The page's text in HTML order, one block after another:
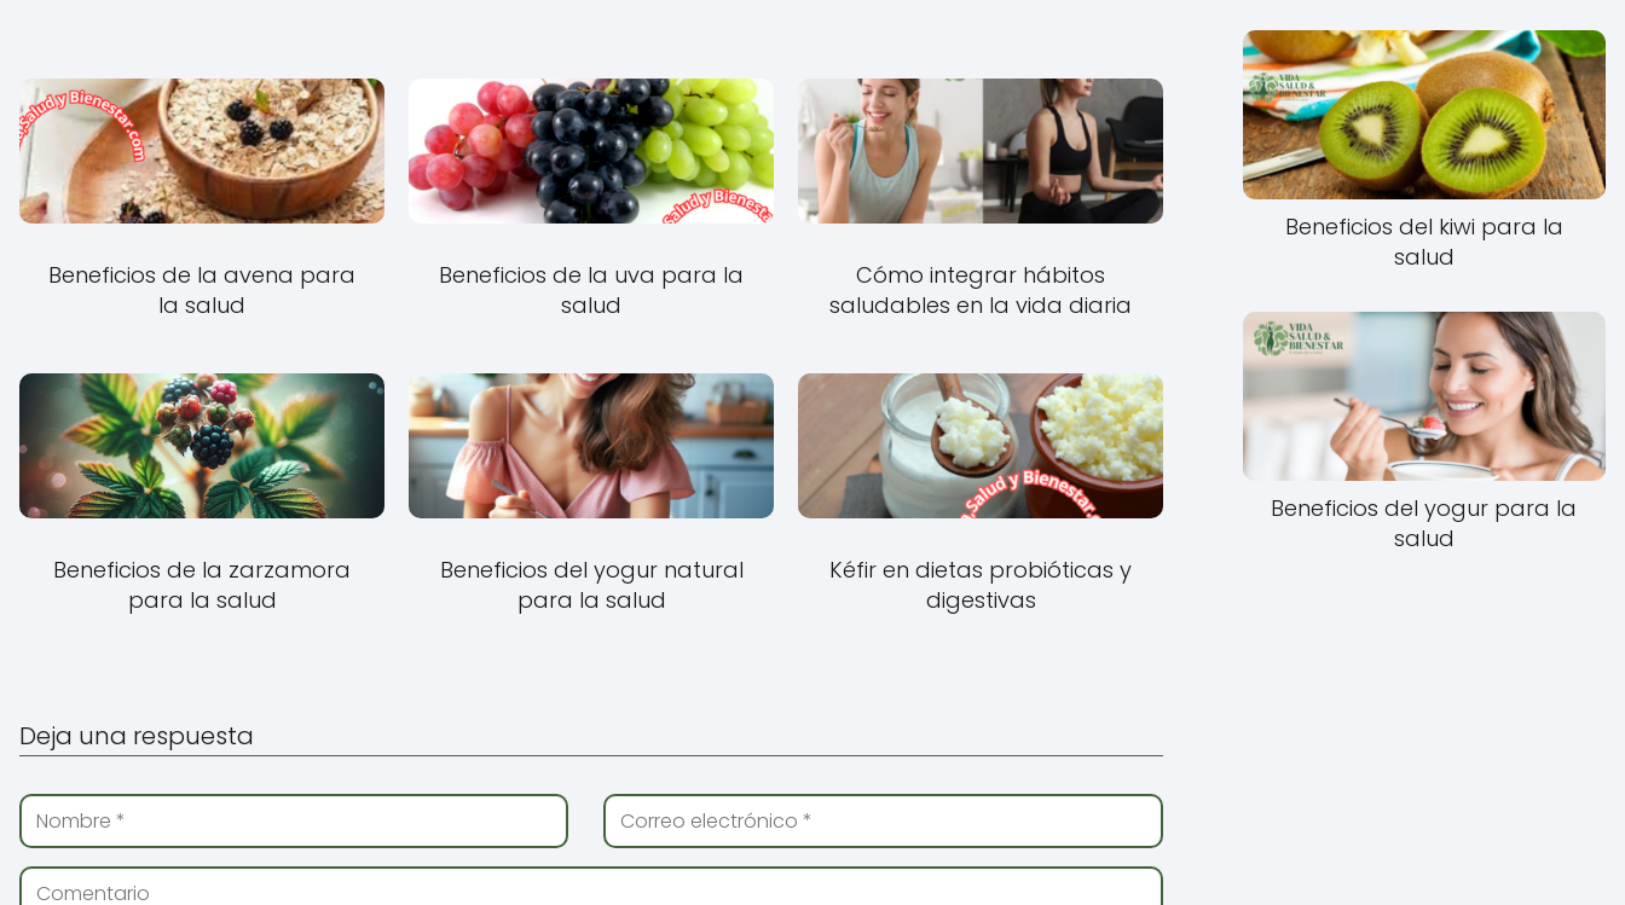
Beneficios de la avena para
la salud
Beneficios de la uva para la
salud
Cómo integrar hábitos
saludables en la vida diaria
Beneficios de la zarzamora
para la salud
Beneficios del yogur natural
para la salud
Kéfir en dietas probióticas y
digestivas
Deja una respuesta
Beneficios del kiwi para la
salud
Beneficios del yogur para la
salud